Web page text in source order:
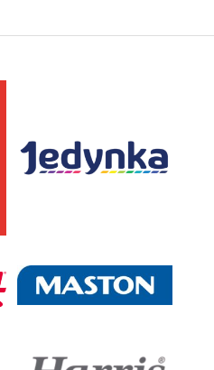
за лични данни
на работния ден.